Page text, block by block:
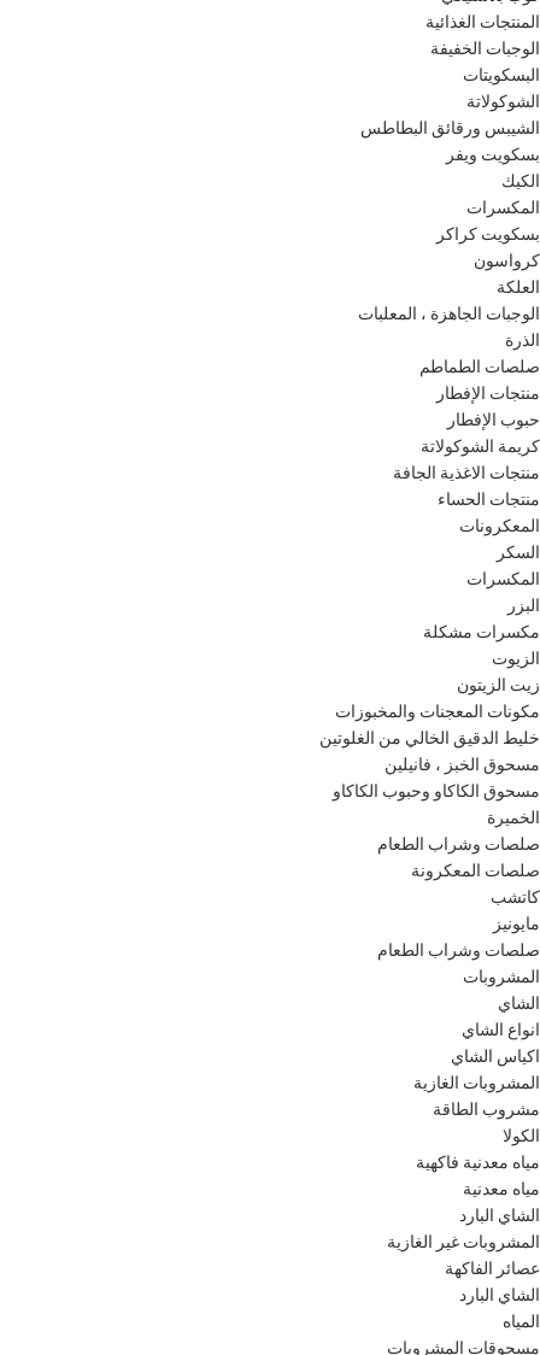
المنتجات الغذائية
الوجبات الخفيفة
البسكويتات
الشوكولاتة
الشيبس ورقائق البطاطس
بسكويت ويفر
الكيك
المكسرات
بسكويت كراكر
كرواسون
العلكة
الوجبات الجاهزة ، المعلبات
الذرة
صلصات الطماطم
منتجات الإفطار
حبوب الإفطار
كريمة الشوكولاتة
منتجات الاغذية الجافة
منتجات الحساء
المعكرونات
السكر
المكسرات
البزر
مكسرات مشكلة
الزيوت
زيت الزيتون
مكونات المعجنات والمخبوزات
خليط الدقيق الخالي من الغلوتين
مسحوق الخبز ، فانيلين
مسحوق الكاكاو وحبوب الكاكاو
الخميرة
صلصات وشراب الطعام
صلصات المعكرونة
كاتشب
مايونيز
صلصات وشراب الطعام
المشروبات
الشاي
انواع الشاي
اكياس الشاي
المشروبات الغازية
مشروب الطاقة
الكولا
مياه معدنية فاكهية
مياه معدنية
الشاي البارد
المشروبات غير الغازية
عصائر الفاكهة
الشاي البارد
المياه